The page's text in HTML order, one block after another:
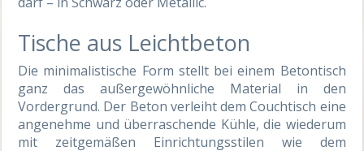
Tische aus Leichtbeton
Die minimalistische Form stellt bei einem Betontisch
ganz das außergewöhnliche Material in den
Vordergrund. Der Beton verleiht dem Couchtisch eine
angenehme und überraschende Kühle, die wiederum
mit zeitgemäßen Einrichtungsstilen wie dem